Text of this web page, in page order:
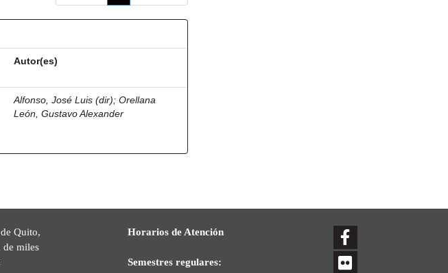
Autor(es)
Alfonso, José Luis (dir);Orellana
León, Gustavo Alexander
Quito,
de miles
Horarios de Atención
Semestres regulares: